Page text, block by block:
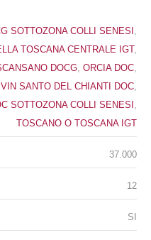
SOTTOZONA COLLI SENESI ,
TOSCANA CENTRALE IGT,
DOCG, ORCIA DOC,
VIN SANTO DEL CHIANTI DOC,
SOTTOZONA COLLI SENESI ,
TOSCANO O TOSCANA IGT
37.000
12
SI